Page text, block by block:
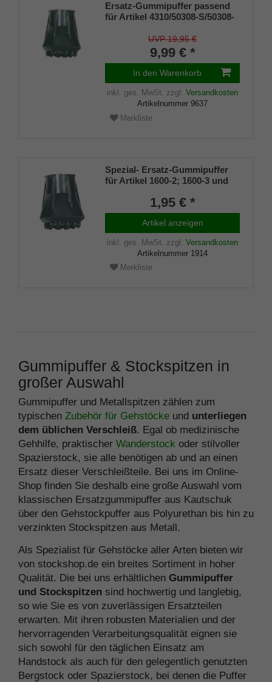
Ersatz-Gummipuffer passend
für Artikel 4310/50308-S/50308-
OBSERVER/WALKER, schwarz
UVP 19,95 €
9,99 € *
In den Warenkorb
inkl. ges. MwSt. zzgl. Versandkosten
Artikelnummer 9637
Merkliste
Spezial- Ersatz-Gummipuffer
für Artikel 1600-2; 1600-3 und
1,95 € *
Artikel anzeigen
inkl. ges. MwSt. zzgl. Versandkosten
Artikelnummer 1914
Merkliste
Gummipuffer & Stockspitzen in
großer Auswahl
Gummipuffer und Metallspitzen zählen zum
typischen Zubehör für Gehstöcke und unterliegen
dem üblichen Verschleiß. Egal ob medizinische
Gehhilfe, praktischer Wanderstock oder stilvoller
Spazierstock, sie alle benötigen ab und an einen
Ersatz dieser Verschleißteile. Bei uns im Online-
Shop finden Sie deshalb eine große Auswahl vom
klassischen Ersatzgummipuffer aus Kautschuk
über den Gehstockpuffer aus Polyurethan bis hin zu
verzinkten Stockspitzen aus Metall.
Als Spezialist für Gehstöcke aller Arten bieten wir
von stockshop.de ein breites Sortiment in hoher
Qualität. Die bei uns erhältlichen Gummipuffer
und Stockspitzen sind hochwertig und langlebig,
so wie Sie es von zuverlässigen Ersatzteilen
erwarten. Mit ihren robusten Materialien und der
hervorragenden Verarbeitungsqualität eignen sie
sich sowohl für den täglichen Einsatz am
Handstock als auch für den gelegentlich genutzten
Bergstock oder Spazierstock, bei denen die Puffer